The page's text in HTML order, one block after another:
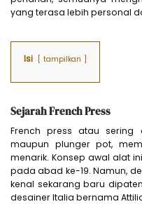
yang terasa lebih personal
Isi tampilkan
Sejarah French Press
French press atau sering
maupun plunger pot,
menarik. Konsep awal alat
pada abad ke-19. Namun,
kenal sekarang baru
desainer Italia bernama